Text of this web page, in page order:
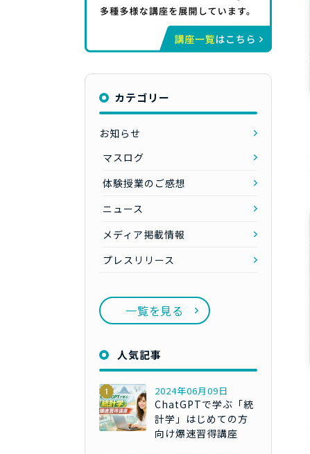
カテゴリー
お知らせ
マスログ
体験授業のご感想
ニュース
メディア掲載情報
プレスリリース
一覧を見る
人気記事
2024年06月09日
ChatGPTで学ぶ「統
計学」はじめての方
向け爆速習得講座